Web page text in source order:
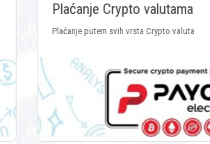
Plaćanje Crypto valutama
Plaćanje putem svih vrsta Crypto valuta